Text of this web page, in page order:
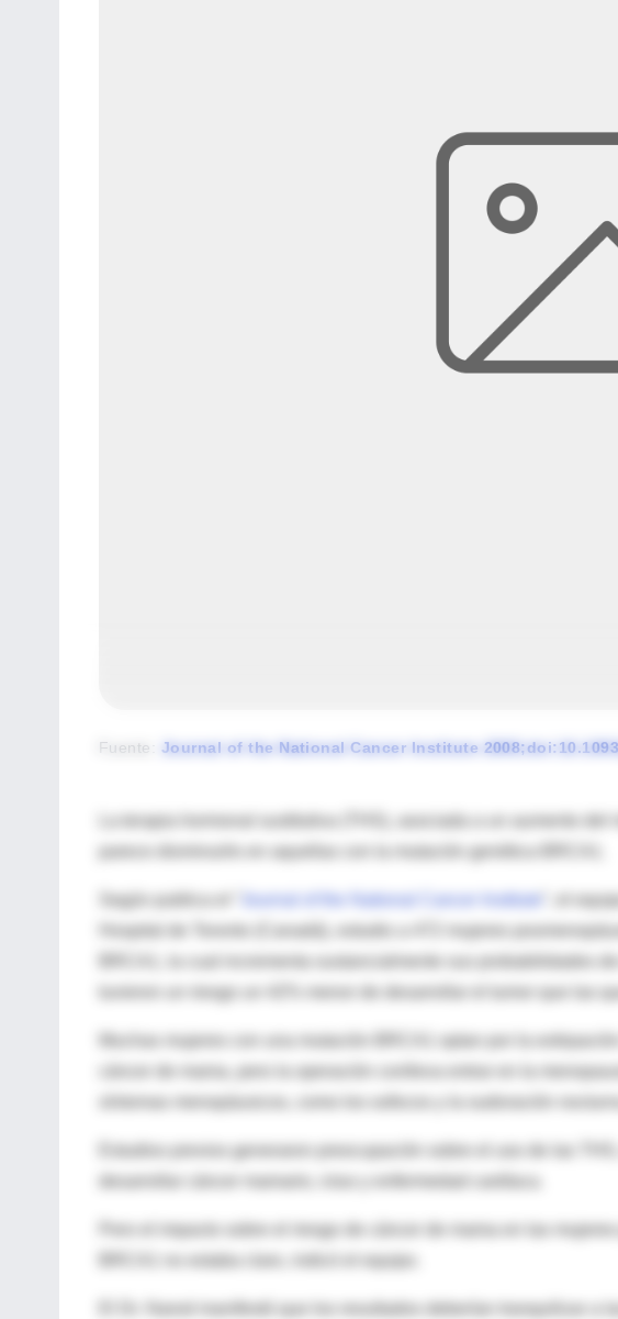
Fuente Journal of the National Cancer Institute
La terapia hormonal sustitutiva (THS), asociada a un aumento del
parece disminuirlo en aquellas con la mutación genética BRCA1.
Según publica el “
”, el
Hospital de Toronto (Canadá), estudio a 472 mujeres
tuvieron un riesgo un 42% menor de desarrollar el tumor que las
Muchas mujeres con una mutación BRCA1 optan por la
cáncer de mama, pero la operación conlleva entrar en la
Estudios previos generaron preocupación sobre el uso de las
Pero el impacto sobre el riesgo de cáncer de mama en las
BRCA1 no estaba claro, indicó el equipo.
El Dr. Narod manifestó que los resultados deberían tranquilizar a